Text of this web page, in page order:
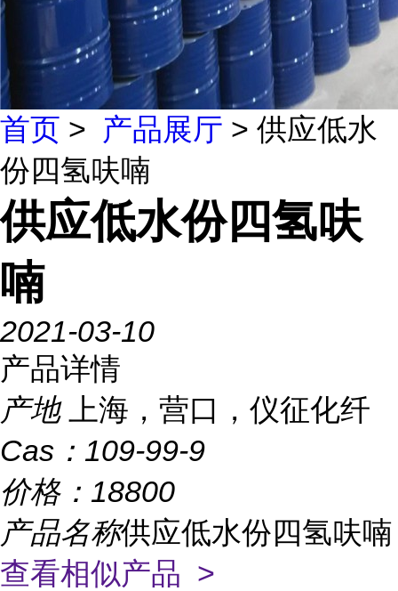
首页 > 产品展厅 > 供应低水
份四氢呋喃
供应低水份四氢呋
喃
2021-03-10
产品详情
产地
上海，营口，仪征化纤
Cas： 109-99-9
价格： 18800
产品名称供应低水份四氢呋喃
查看相似产品 >